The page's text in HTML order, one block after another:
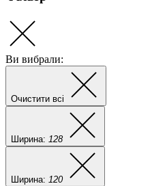
Ви вибрали:
Очистити всі
Ширина: 128
Ширина: 120